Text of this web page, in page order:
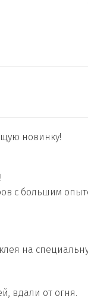
новинку!
с большим
на
вдали от огня.